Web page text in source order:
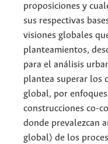
proposiciones y
sus respectivas
visiones globales
planteamientos,
para el análisis
plantea superar los
global, por
construcciones co-
donde prevalezcan
global) de los